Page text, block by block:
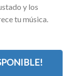
y los
tu música.